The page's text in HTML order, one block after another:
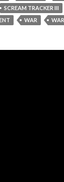
SCREAM TRACKER III
WAR